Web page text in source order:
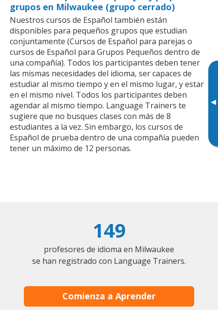
▸
grupos en Milwaukee (grupo cerrado)
Nuestros cursos de Español también están
disponibles para pequeños grupos que estudian
conjuntamente (Cursos de Español para parejas o
cursos de Español para Grupos Pequeños dentro de
una compañía). Todos los participantes deben tener
las mismas necesidades del idioma, ser capaces de
estudiar al mismo tiempo y en el mismo lugar, y estar
en el mismo nivel. Todos los participantes deben
agendar al mismo tiempo. Language Trainers te
sugiere que no busques clases con más de 8
estudiantes a la vez. Sin embargo, los cursos de
Español de prueba dentro de una compañía pueden
tener un máximo de 12 personas.
149
profesores de idioma en Milwaukee
se han registrado con Language Trainers.
Comienza a Aprender